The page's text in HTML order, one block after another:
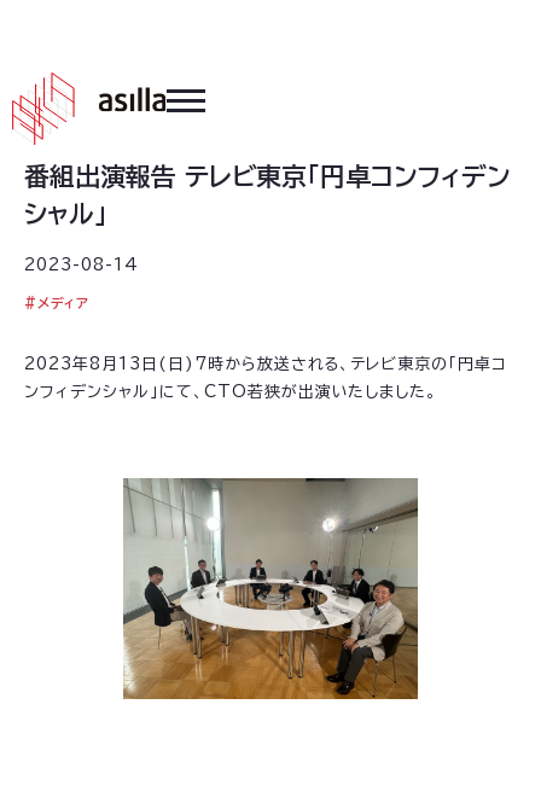
2023 .
番組出演報告 テレビ東京「円卓コンフィデン
シャル」
2023-08-14
# メディア
2023年8月13日(日)7時から放送される、テレビ東京の「円卓コ
ンフィデンシャル」にて、CTO若狭が出演いたしました。